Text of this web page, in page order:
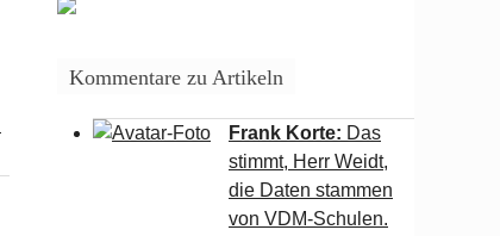
Kommentare zu Artikeln
Frank Korte: Das
stimmt, Herr Weidt,
die Daten stammen
von VDM-Schulen.